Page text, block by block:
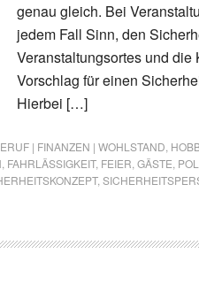
genau gleich. Bei
jedem Fall Sinn, den
Veranstaltungsortes und
Vorschlag für einen
Hierbei […]
| FINANZEN | WOHLSTAND
FAHRLÄSSIGKEIT, FEIER GÄSTE
,